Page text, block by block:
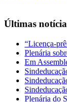
Últimas
“Licença-
Plenária
Em
Plenária do